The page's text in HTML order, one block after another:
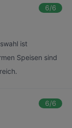
6/6
ist
Speisen sind
6/6